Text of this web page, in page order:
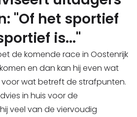
"Of het sportief
is..."
de komende race in Oostenrijk
en dan kan hij even wat
wat betreft de strafpunten.
in huis voor de
veel van de viervoudig